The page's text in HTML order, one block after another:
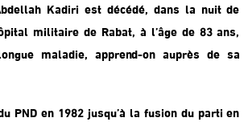
Kadiri est décédé, dans la nuit de
militaire de Rabat, à l’âge de 83 ans,
maladie, apprend-on auprès de sa
PND en 1982 jusqu’à la fusion du parti en